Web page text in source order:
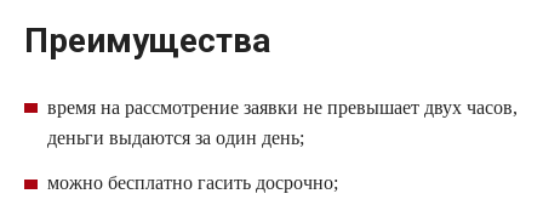
Преимущества
время на рассмотрение заявки не превышает двух часов,
деньги выдаются за один день;
можно бесплатно гасить досрочно;